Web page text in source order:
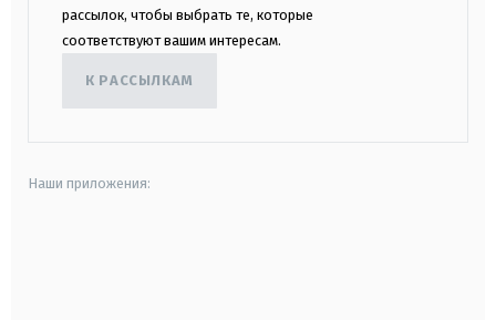
рассылок, чтобы выбрать те, которые
соответствуют вашим интересам.
К РАССЫЛКАМ
Наши приложения: